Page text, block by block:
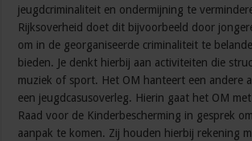
jeugdcriminaliteit en ondermijning te
Rijksoverheid doet dit bijvoorbeeld door
om in de georganiseerde criminaliteit te
bieden. Je denkt hierbij aan activiteiten die
muziek of sport. Het OM hanteert een andere
een jeugdcasusoverleg. Hierin gaat het OM
Raad voor de Kinderbescherming in gesprek
aanpak te komen. Zij houden hierbij rekening